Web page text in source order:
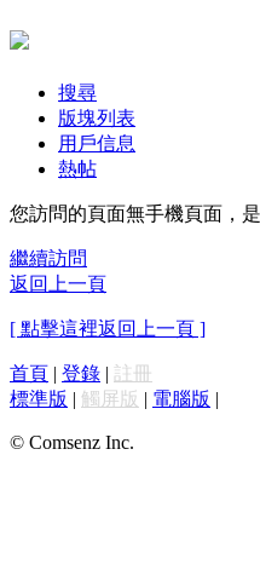
搜尋
版塊列表
用戶信息
熱帖
您訪問的頁面無手機頁面，
繼續訪問
返回上一頁
[ 點擊這裡返回上一頁 ]
首頁 | 登錄 | 註冊
標準版 | 觸屏版 | 電腦版 |
© Comsenz Inc.